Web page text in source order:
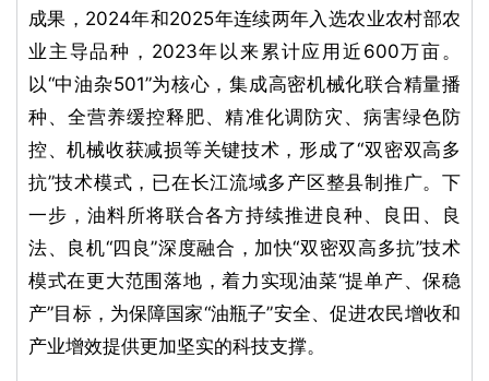
成果，2024年和2025年连续两年入选农业农村部农
业主导品种，2023年以来累计应用近600万亩。
以“中油杂501”为核心，集成高密机械化联合精量播
种、全营养缓控释肥、精准化调防灾、病害绿色防
控、机械收获减损等关键技术，形成了“双密双高多
抗”技术模式，已在长江流域多产区整县制推广。下
一步，油料所将联合各方持续推进良种、良田、良
法、良机“四良”深度融合，加快“双密双高多抗”技术
模式在更大范围落地，着力实现油菜“提单产、保稳
产”目标，为保障国家“油瓶子”安全、促进农民增收和
产业增效提供更加坚实的科技支撑。